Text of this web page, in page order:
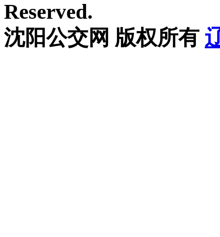
Reserved.
沈阳公交网 版权所有